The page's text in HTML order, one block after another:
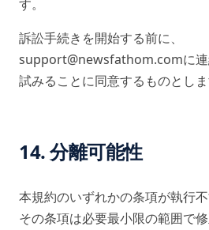
す。
訴訟手続きを開始する前に、
support@newsfathom.comに連
試みることに同意するものとしま
14. 分離可能性
本規約のいずれかの条項が執行不
その条項は必要最小限の範囲で